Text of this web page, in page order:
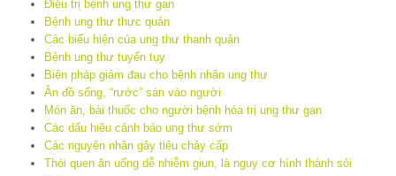
Điều trị bệnh ung thư gan
Bệnh ung thư thực quản
Các biểu hiện của ung thư thanh quản
Bệnh ung thư tuyến tụy
Biện pháp giảm đau cho bệnh nhân ung thư
Ăn đồ sống, “rước” sán vào người
Món ăn, bài thuốc cho người bệnh hóa trị ung thư gan
Các dấu hiệu cảnh báo ung thư sớm
Các nguyên nhân gây tiêu chảy cấp
Thói quen ăn uống dễ nhiễm giun, là nguy cơ hình thành sỏi